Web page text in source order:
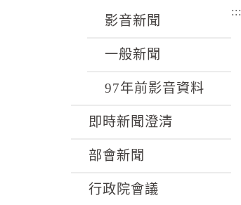
影音新聞
一般新聞
97年前影音資料
即時新聞澄清
部會新聞
行政院會議
:::